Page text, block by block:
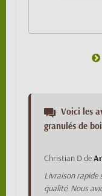
Voici les
granulés de
Christian Dde
Livraison rapide
qualité. Nous